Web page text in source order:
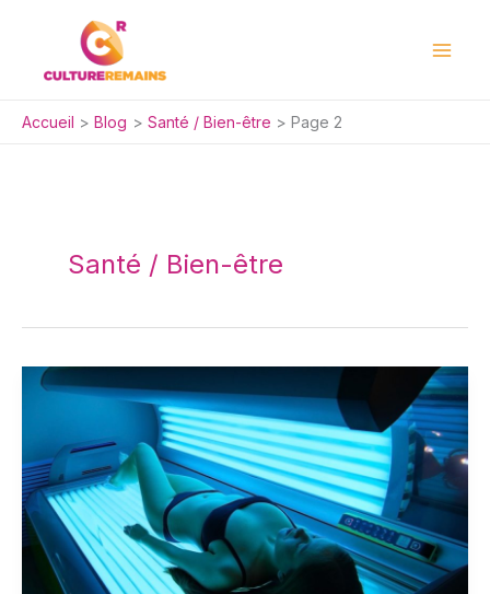
Accueil Blog Santé / Bien-être Page 2
Santé / Bien-être
UV
minutes
d’exposition
équivalent
à
combien
de